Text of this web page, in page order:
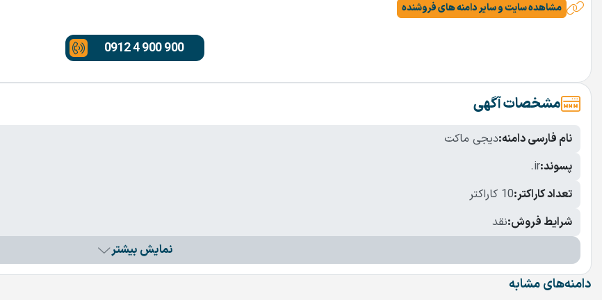
مشاهده سایت و سایر دامنه های فروشنده
0912 4 900 900
مشخصات آگهی
نام فارسی دامنه:دیجی ماکت
پسوند:.ir
تعداد کاراکتر:10 کاراکتر
شرایط فروش:نقد
نمایش بیشتر
دامنه‌های مشابه